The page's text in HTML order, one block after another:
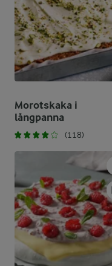
Morotskaka i
långpanna
(118)